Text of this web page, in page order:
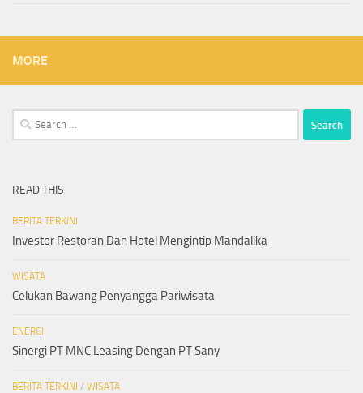
MORE
Search
for:
READ THIS
BERITA TERKINI
Investor Restoran Dan Hotel Mengintip Mandalika
WISATA
Celukan Bawang Penyangga Pariwisata
ENERGI
Sinergi PT MNC Leasing Dengan PT Sany
BERITA TERKINI / WISATA